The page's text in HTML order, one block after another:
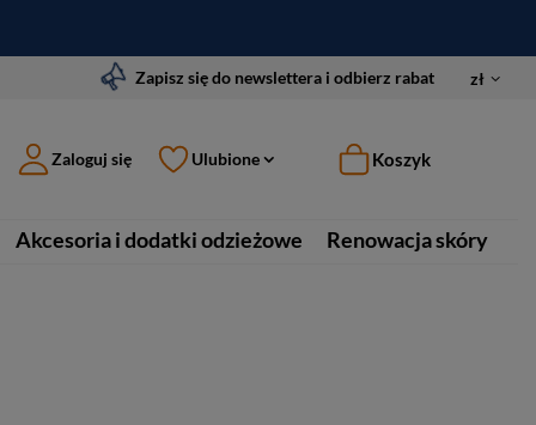
Zapisz się do newslettera i odbierz rabat zł
Zaloguj się Ulubione Koszyk
Akcesoria i dodatki odzieżowe
Renowacja skóry